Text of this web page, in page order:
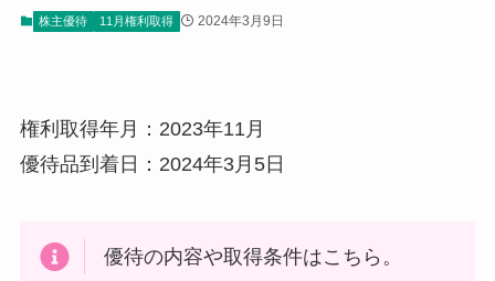
株主優待 11月権利取得 2024年3月9日
権利取得年月：2023年11月
優待品到着日：2024年3月5日
優待の内容や取得条件はこちら。